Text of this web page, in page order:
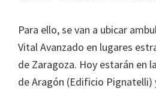
Para ello, se van a ubicar
Vital Avanzado en lugares
de Zaragoza. Hoy estarán en
de Aragón (Edificio Pignatelli)